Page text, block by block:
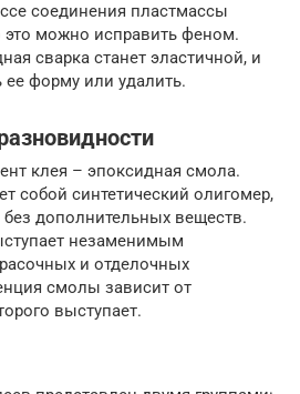
соединения пластмассы
это можно исправить феном.
сварка станет эластичной, и
форму или удалить.
клея – эпоксидная смола.
собой синтетический олигомер,
дополнительных веществ.
незаменимым
и отделочных
смолы зависит от
выступает.